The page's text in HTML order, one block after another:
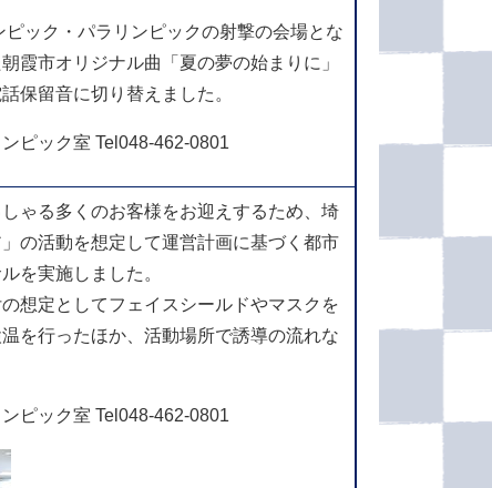
ック・パラリンピックの射撃の会場とな
霞市オリジナル曲「夏の夢の始まりに」
保留音に切り替えました。
ピック室 Tel048-462-0801
ゃる多くのお客様をお迎えするため、埼
の活動を想定して運営計画に基づく都市
を実施しました。
想定としてフェイスシールドやマスクを
を行ったほか、活動場所で誘導の流れな
ピック室 Tel048-462-0801